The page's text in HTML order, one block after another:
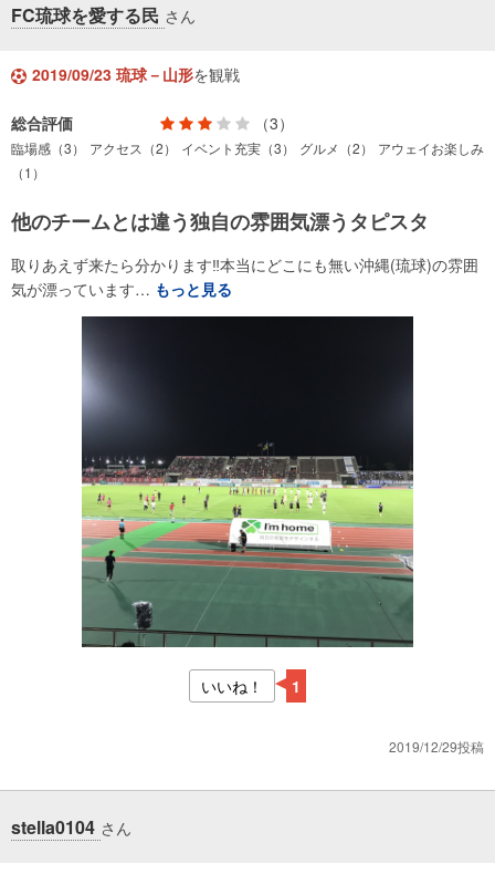
FC琉球を愛する民 さん
2019/09/23 琉球－山形を観戦
総合評価 （3）
臨場感（3） アクセス（2） イベント充実（3） グルメ（2）
アウェイお楽しみ
（1）
他のチームとは違う独自の雰囲気漂うタピスタ
取りあえず来たら分かります‼︎本当にどこにも無い沖縄(琉球)の雰囲
気が漂っています… もっと見る
いいね！ 1
2019/12/29投稿
stella0104 さん